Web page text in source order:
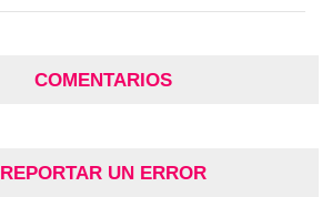
COMENTARIOS
REPORTAR UN ERROR